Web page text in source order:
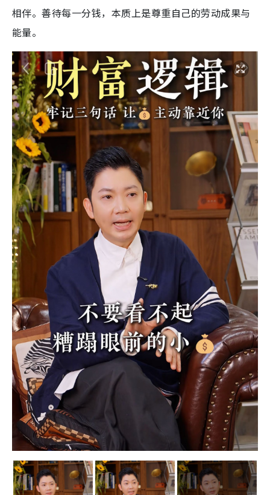
相伴。善待每一分钱，本质上是尊重自己的劳动成果与
能量。